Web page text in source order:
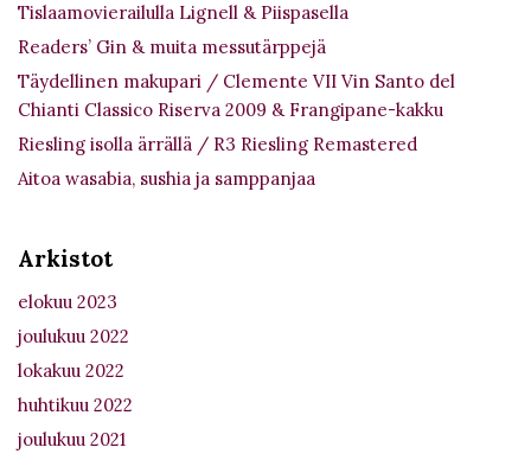
Tislaamovierailulla Lignell & Piispasella
Readers’ Gin & muita messutärppejä
Täydellinen makupari / Clemente VII Vin Santo del
Chianti Classico Riserva 2009 & Frangipane-kakku
Riesling isolla ärrällä / R3 Riesling Remastered
Aitoa wasabia, sushia ja samppanjaa
Arkistot
elokuu 2023
joulukuu 2022
lokakuu 2022
huhtikuu 2022
joulukuu 2021